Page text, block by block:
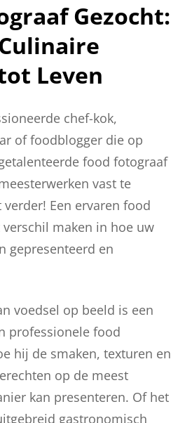
Gezocht:
Leven
chef-kok,
of foodblogger die op
food fotograaf
vast te
verder! Een ervaren food
maken in hoe uw
gepresenteerd en
voedsel op beeld is een
professionele food
hij de smaken, texturen en
op de meest
kan presenteren. Of het
gastronomisch